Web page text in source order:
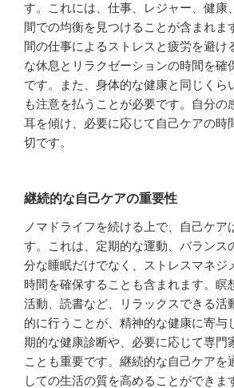
す。これには、仕事、レジャー、健康
間での均衡を見つけることが含まれま
間の仕事によるストレスと疲労を避け
な休息とリラクゼーションの時間を確
です。また、身体的な健康と同じくら
も注意を払うことが必要です。自分の
耳を傾け、必要に応じて自己ケアの時
切です。
継続的な自己ケアの重要性
ノマドライフを続ける上で、自己ケア
す。これは、定期的な運動、バランス
分な睡眠だけでなく、ストレスマネジ
時間を確保することも含まれます。瞑
活動、読書など、リラックスできる活
的に行うことが、精神的な健康に寄与
期的な健康診断や、必要に応じて専門
ことも重要です。継続的な自己ケアを
しての生活の質を高めることができま